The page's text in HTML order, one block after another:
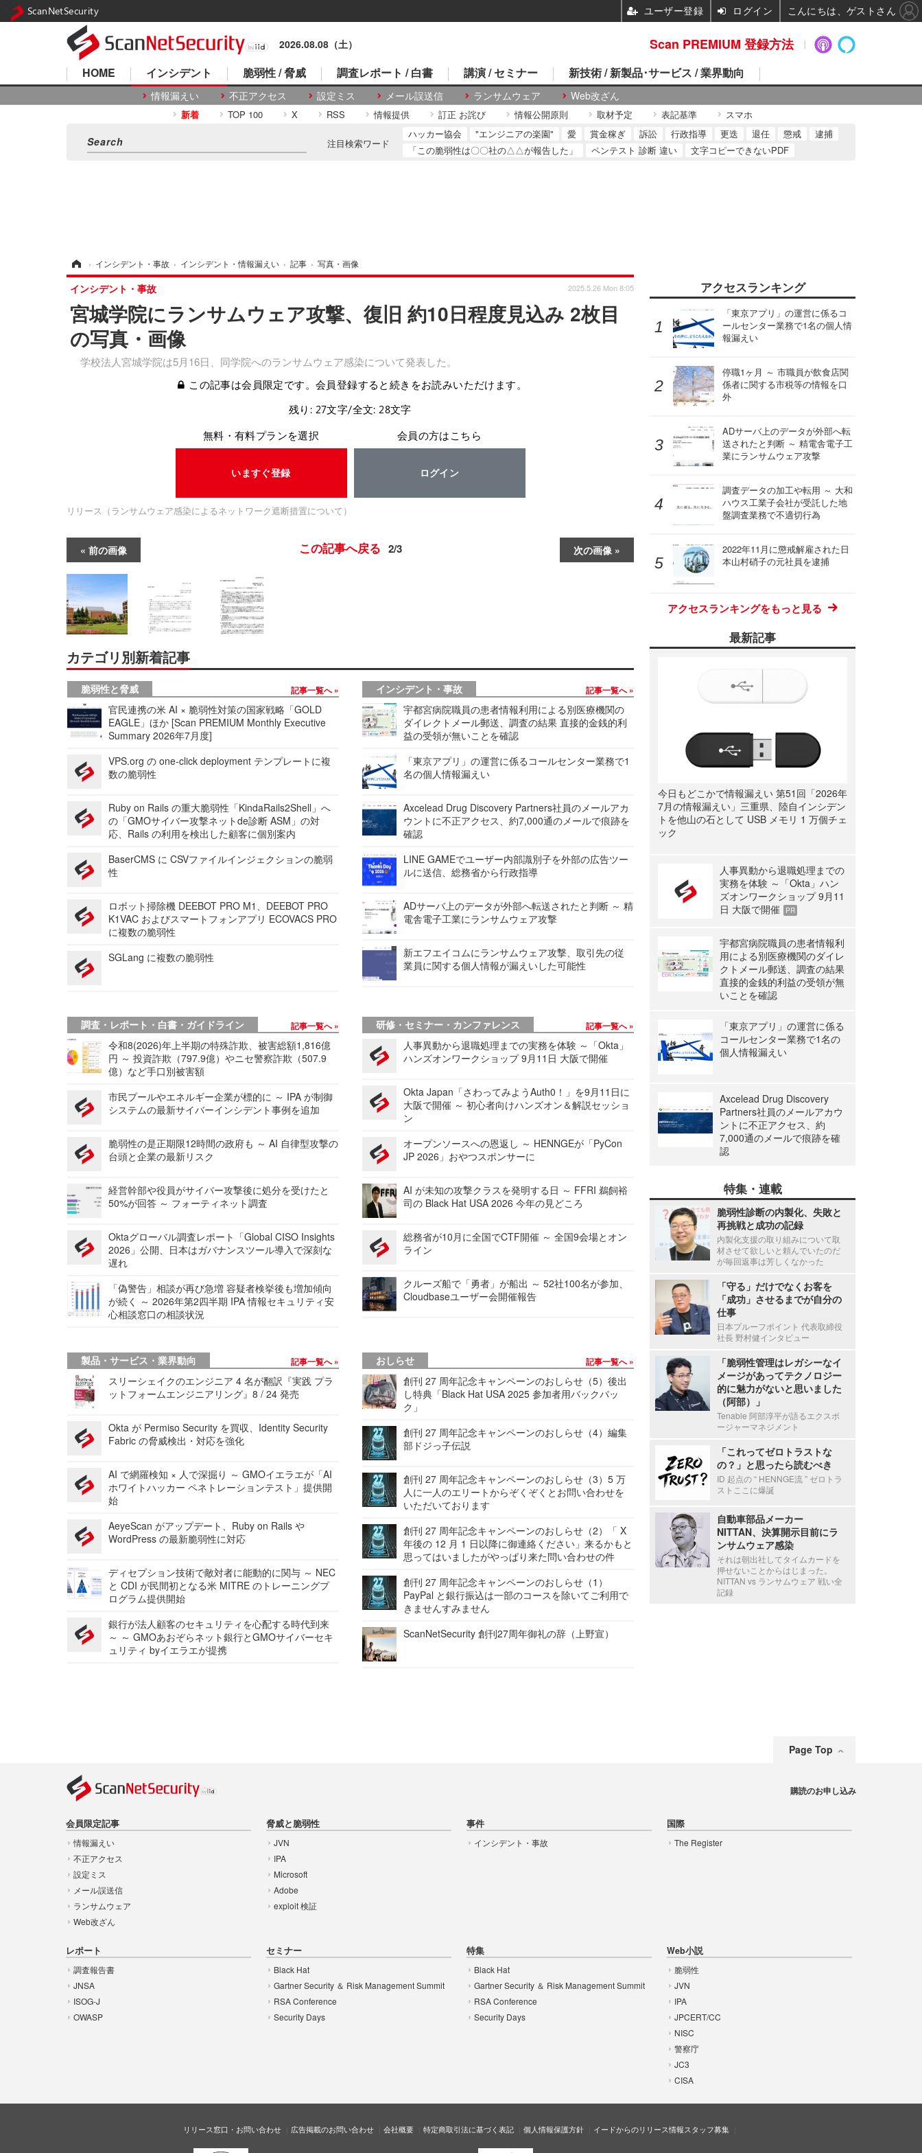
2026.08.08（土）
HOME インシデント
情報漏えい 不正アクセス 設定ミス メール誤送信 ランサムウェア Web改ざん
脆弱性 / 脅威 調査レポート / 白書 講演 / セミナー 新技術 / 新製品･サービス / 業界動向
新着 TOP 100 X RSS 情報提供 訂正 お詫び 情報公開原則 取材予定 表記基準 スマホ
注目検索ワード
ハッカー協会 "エンジニアの楽園" 愛 賞金稼ぎ 訴訟 行政指導 更迭 退任 懲戒
逮捕
「この脆弱性は〇〇社の△△が報告した」
ペンテスト 診断 違い 文字コピーできないPDF
› インシデント・事故 › インシデント・情報漏えい › 記事 › 写真・画像
宮城学院にランサムウェア攻撃、復旧 約10日程度見込み 2枚目
の写真・画像
学校法人宮城学院は5月16日、同学院へのランサムウェア感染について発表した。
インシデント・事故 2025.5.26 Mon 8:05
この記事は会員限定です。会員登録すると続きをお読みいただけます。
残り: 27文字/全文: 28文字
無料・有料プランを選択
いますぐ登録
会員の方はこちら
ログイン
リリース（ランサムウェア感染によるネットワーク遮断措置について）
前の画像 次の画像
この記事へ戻る 2/3
カテゴリ別新着記事
脆弱性と脅威 記事一覧へ
官民連携の米 AI × 脆弱性対策の国家戦略「GOLD
EAGLE」ほか [Scan PREMIUM Monthly Executive
Summary 2026年7月度]
VPS.org の one-click deployment テンプレートに複
数の脆弱性
Ruby on Rails の重大脆弱性「KindaRails2Shell」へ
の「GMOサイバー攻撃ネットde診断 ASM」の対
応、Rails の利用を検出した顧客に個別案内
BaserCMS に CSVファイルインジェクションの脆弱
性
ロボット掃除機 DEEBOT PRO M1、DEEBOT PRO
K1VAC およびスマートフォンアプリ ECOVACS PRO
に複数の脆弱性
SGLang に複数の脆弱性
インシデント・事故 記事一覧へ
宇都宮病院職員の患者情報利用による別医療機関の
ダイレクトメール郵送、調査の結果 直接的金銭的利
益の受領が無いことを確認
「東京アプリ」の運営に係るコールセンター業務で1
名の個人情報漏えい
Axcelead Drug Discovery Partners社員のメールアカ
ウントに不正アクセス、約7,000通のメールで痕跡を
確認
LINE GAMEでユーザー内部識別子を外部の広告ツー
ルに送信、総務省から行政指導
ADサーバ上のデータが外部へ転送されたと判断 ～ 精
電舎電子工業にランサムウェア攻撃
新エフエイコムにランサムウェア攻撃、取引先の従
業員に関する個人情報が漏えいした可能性
調査・レポート・白書・ガイドライン 記事一覧へ
令和8(2026)年上半期の特殊詐欺、被害総額1,816億
円 ～ 投資詐欺（797.9億）やニセ警察詐欺（507.9
億）など手口別被害額
市民プールやエネルギー企業が標的に ～ IPA が制御
システムの最新サイバーインシデント事例を追加
脆弱性の是正期限12時間の政府も ～ AI 自律型攻撃の
台頭と企業の最新リスク
経営幹部や役員がサイバー攻撃後に処分を受けたと
50%が回答 ～ フォーティネット調査
Oktaグローバル調査レポート「Global CISO Insights
2026」公開、日本はガバナンスツール導入で深刻な
遅れ
「偽警告」相談が再び急増 容疑者検挙後も増加傾向
が続く ～ 2026年第2四半期 IPA 情報セキュリティ安
心相談窓口の相談状況
研修・セミナー・カンファレンス 記事一覧へ
人事異動から退職処理までの実務を体験 ～「Okta」
ハンズオンワークショップ 9月11日 大阪で開催
Okta Japan「さわってみようAuth0！」を9月11日に
大阪で開催 ～ 初心者向けハンズオン＆解説セッショ
ン
オープンソースへの恩返し ～ HENNGEが「PyCon
JP 2026」おやつスポンサーに
AI が未知の攻撃クラスを発明する日 ～ FFRI 鵜飼裕
司の Black Hat USA 2026 今年の見どころ
総務省が10月に全国でCTF開催 ～ 全国9会場とオン
ライン
クルーズ船で「勇者」が船出 ～ 52社100名が参加、
Cloudbaseユーザー会開催報告
製品・サービス・業界動向 記事一覧へ
スリーシェイクのエンジニア 4 名が翻訳『実践 プラ
ットフォームエンジニアリング』8 / 24 発売
Okta が Permiso Security を買収、Identity Security
Fabric の脅威検出・対応を強化
AI で網羅検知 × 人で深掘り ～ GMOイエラエが「AI
ホワイトハッカー ペネトレーションテスト」提供開
始
AeyeScan がアップデート、Ruby on Rails や
WordPress の最新脆弱性に対応
ディセプション技術で敵対者に能動的に関与 ～ NEC
と CDI が民間初となる米 MITRE のトレーニングプ
ログラム提供開始
銀行が法人顧客のセキュリティを心配する時代到来
～ ～ GMOあおぞらネット銀行とGMOサイバーセキ
ュリティ byイエラエが提携
おしらせ 記事一覧へ
創刊 27 周年記念キャンペーンのおしらせ（5）後出
し特典「Black Hat USA 2025 参加者用バックパッ
ク」
創刊 27 周年記念キャンペーンのおしらせ（4）編集
部ドジっ子伝説
創刊 27 周年記念キャンペーンのおしらせ（3）5 万
人に一人のエリートからぞくぞくとお問い合わせを
いただいております
創刊 27 周年記念キャンペーンのおしらせ（2）「 X
年後の 12 月 1 日以降に御連絡ください」来るかもと
思ってはいましたがやっぱり来た問い合わせの件
創刊 27 周年記念キャンペーンのおしらせ（1）
PayPal と銀行振込は一部のコースを除いてご利用で
きませんすみません
ScanNetSecurity 創刊27周年御礼の辞（上野宣）
アクセスランキング
「東京アプリ」の運営に係るコ
ールセンター業務で1名の個人情
報漏えい
停職1ヶ月 ～ 市職員が飲食店関
係者に関する市税等の情報を口
外
ADサーバ上のデータが外部へ転
送されたと判断 ～ 精電舎電子工
業にランサムウェア攻撃
調査データの加工や転用 ～ 大和
ハウス工業子会社が受託した地
盤調査業務で不適切行為
2022年11月に懲戒解雇された日
本山村硝子の元社員を逮捕
アクセスランキングをもっと見る
最新記事
今日もどこかで情報漏えい 第51回「2026年
7月の情報漏えい」三重県、陸自インシデン
トを他山の石として USB メモリ 1 万個チェ
ック
人事異動から退職処理までの
実務を体験 ～「Okta」ハン
ズオンワークショップ 9月11
日 大阪で開催
PR
宇都宮病院職員の患者情報利
用による別医療機関のダイレ
クトメール郵送、調査の結果
直接的金銭的利益の受領が無
いことを確認
「東京アプリ」の運営に係る
コールセンター業務で1名の
個人情報漏えい
Axcelead Drug Discovery
Partners社員のメールアカウ
ントに不正アクセス、約
7,000通のメールで痕跡を確
認
特集・連載
脆弱性診断の内製化、失敗と
再挑戦と成功の記録
内製化支援の取り組みについて取
材させて欲しいと頼んでいたのだ
が毎回返事は芳しくなかった
「守る」だけでなくお客を
「成功」させるまでが自分の
仕事
日本プルーフポイント 代表取締役
社長 野村健インタビュー
「脆弱性管理はレガシーなイ
メージがあってテクノロジー
的に魅力がないと思いました
（阿部）」
Tenable 阿部淳平が語るエクスポ
ージャーマネジメント
「これってゼロトラストな
の？」と思ったら読むべき
ID 起点の “ HENNGE流 ” ゼロトラ
ストここに爆誕
自動車部品メーカー
NITTAN、決算開示目前にラ
ンサムウェア感染
それは朝出社してタイムカードを
押せないことからはじまった。
NITTAN vs ランサムウェア 戦い全
記録
Page Top
会員限定記事
情報漏えい
不正アクセス
設定ミス
メール誤送信
ランサムウェア
Web改ざん
脅威と脆弱性
JVN
IPA
Microsoft
Adobe
exploit 検証
事件
インシデント・事故
国際
The Register
レポート
調査報告書
JNSA
ISOG-J
OWASP
セミナー
Black Hat
Gartner Security ＆ Risk Management Summit
RSA Conference
Security Days
特集
Black Hat
Gartner Security ＆ Risk Management Summit
RSA Conference
Security Days
Web小説
脆弱性
JVN
IPA
JPCERT/CC
NISC
警察庁
JC3
CISA
購読のお申し込み
リリース窓口・お問い合わせ 広告掲載のお問い合わせ 会社概要 特定商取引法に基づく表記 個人情報保護方針 イードからのリリース情報スタッフ募集
Scan PREMIUM 登録方法
ScanNetSecurity ユーザー登録 ログイン こんにちは、ゲストさん